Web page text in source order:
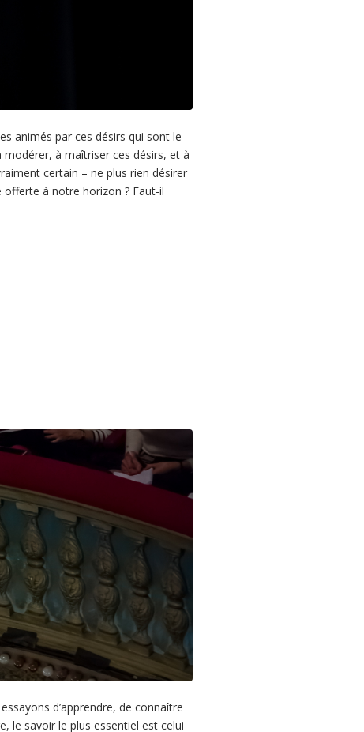
animés par ces désirs qui sont le
à maîtriser ces désirs, et à
certain – ne plus rien désirer
offerte à notre horizon ? Faut-il
d’apprendre, de connaître
le savoir le plus essentiel est celui